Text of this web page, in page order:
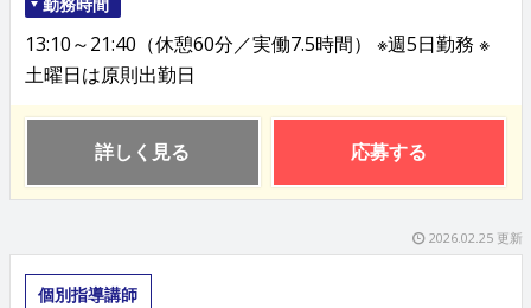
13:10～21:40（休憩60分／実働7.5時間） ※週5日勤務 ※
土曜日は原則出勤日
詳しく見る 応募する
2026.02.25 更新
個別指導講師